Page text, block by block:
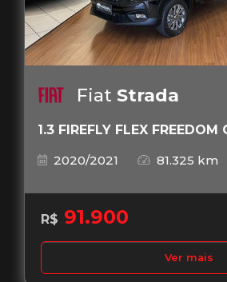
Fiat Strada
1.3 FIREFLY FLEX FREEDOM
2020/2021
81.325 km
R$ 91.900
Ver mais